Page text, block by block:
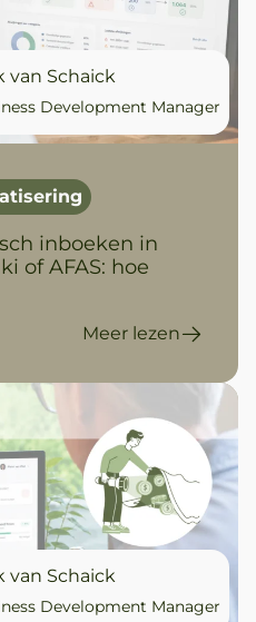
van Schaick
Development Manager
inboeken in
of AFAS: hoe
Meer lezen
van Schaick
Development Manager